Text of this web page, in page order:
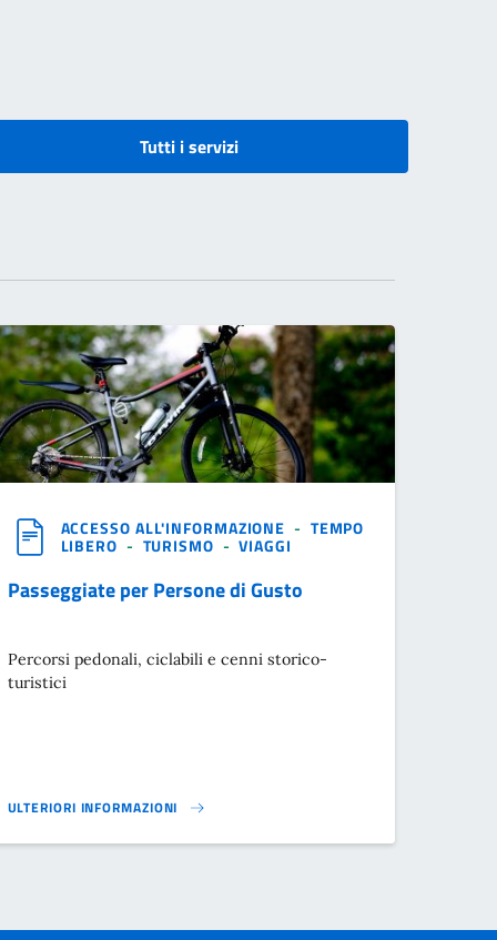
Tutti i servizi
ACCESSO ALL'INFORMAZIONE - TEMPO
LIBERO - TURISMO -VIAGGI
Passeggiate per Persone di Gusto
Percorsi pedonali, ciclabili e cenni storico-
turistici
ULTERIORI INFORMAZIONI
PASSEGGIATE PER PERSONE DI GUSTO}